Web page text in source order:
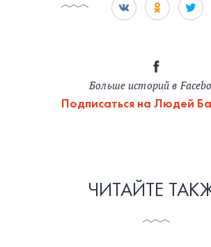
Больше историй в
Подписаться на Людей
ЧИТАЙТЕ